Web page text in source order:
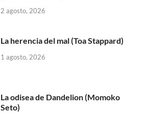
2 agosto, 2026
La herencia del mal (Toa Stappard)
1 agosto, 2026
La odisea de Dandelion (Momoko
Seto)